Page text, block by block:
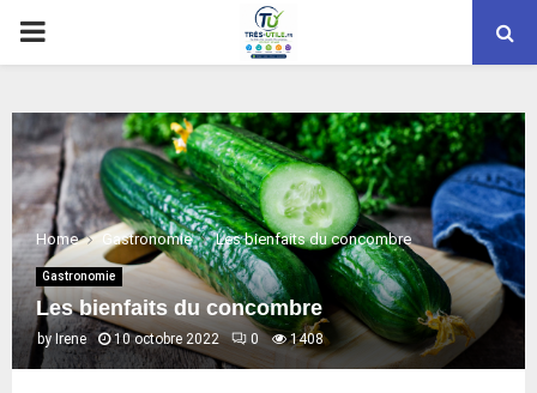
PRIMARY
Home Gastronomie Les bienfaits du concombre
Gastronomie
Les bienfaits du concombre
by Irene 10 octobre 2022 0 1408